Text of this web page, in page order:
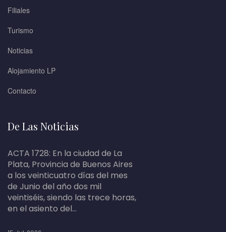
Filiales
Turismo
Noticias
Alojamiento LP
Contacto
De Las Noticias
ACTA 1728: En la ciudad de La
Plata, Provincia de Buenos Aires
a los veinticuatro días del mes
de Junio del año dos mil
veintiséis, siendo las trece horas,
en el asiento del...